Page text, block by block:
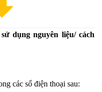
dụng nguyên liệu/ cách
các số điện thoại sau: